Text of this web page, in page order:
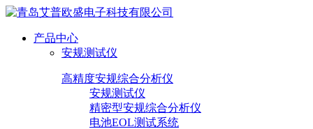
产品中心
安规测试仪
高精度安规综合分析仪
安规测试仪
精密型安规综合分析仪
电池EOL测试系统